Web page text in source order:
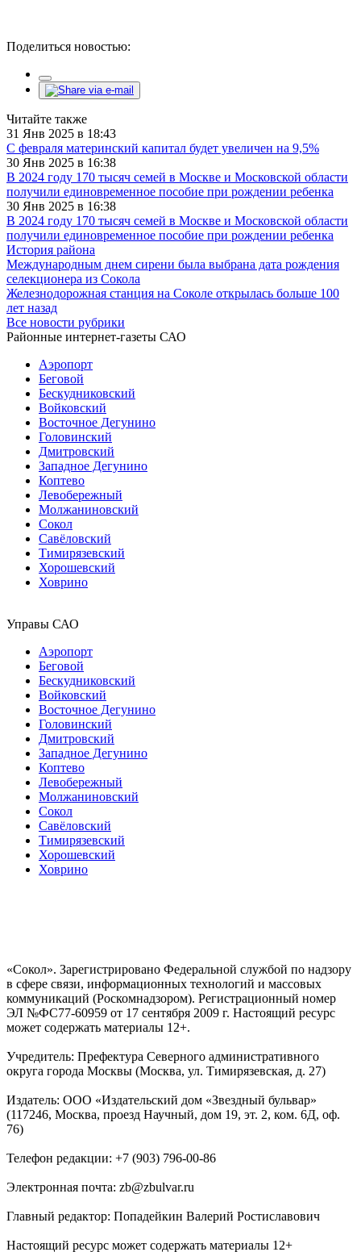
Поделиться новостью:
Читайте также
31 Янв 2025 в 18:43
С февраля материнский капитал будет увеличен на 9,5%
30 Янв 2025 в 16:38
В 2024 году 170 тысяч семей в Москве и Московской области
получили единовременное пособие при рождении ребенка
30 Янв 2025 в 16:38
В 2024 году 170 тысяч семей в Москве и Московской области
получили единовременное пособие при рождении ребенка
История района
Международным днем сирени была выбрана дата рождения
селекционера из Сокола
Железнодорожная станция на Соколе открылась больше 100
лет назад
Все новости рубрики
Районные интернет-газеты САО
Аэропорт
Беговой
Бескудниковский
Войковский
Восточное Дегунино
Головинский
Дмитровский
Западное Дегунино
Коптево
Левобережный
Молжаниновский
Сокол
Савёловский
Тимирязевский
Хорошевский
Ховрино
Управы САО
Аэропорт
Беговой
Бескудниковский
Войковский
Восточное Дегунино
Головинский
Дмитровский
Западное Дегунино
Коптево
Левобережный
Молжаниновский
Сокол
Савёловский
Тимирязевский
Хорошевский
Ховрино
«Сокол». Зарегистрировано Федеральной службой по надзору
в сфере связи, информационных технологий и массовых
коммуникаций (Роскомнадзором). Регистрационный номер
ЭЛ №ФС77-60959 от 17 сентября 2009 г. Настоящий ресурс
может содержать материалы 12+.
Учредитель: Префектура Северного административного
округа города Москвы (Москва, ул. Тимирязевская, д. 27)
Издатель: ООО «Издательский дом «Звездный бульвар»
(117246, Москва, проезд Научный, дом 19, эт. 2, ком. 6Д, оф.
76)
Телефон редакции: +7 (903) 796-00-86
Электронная почта: zb@zbulvar.ru
Главный редактор: Попадейкин Валерий Ростиславович
Настоящий ресурс может содержать материалы 12+